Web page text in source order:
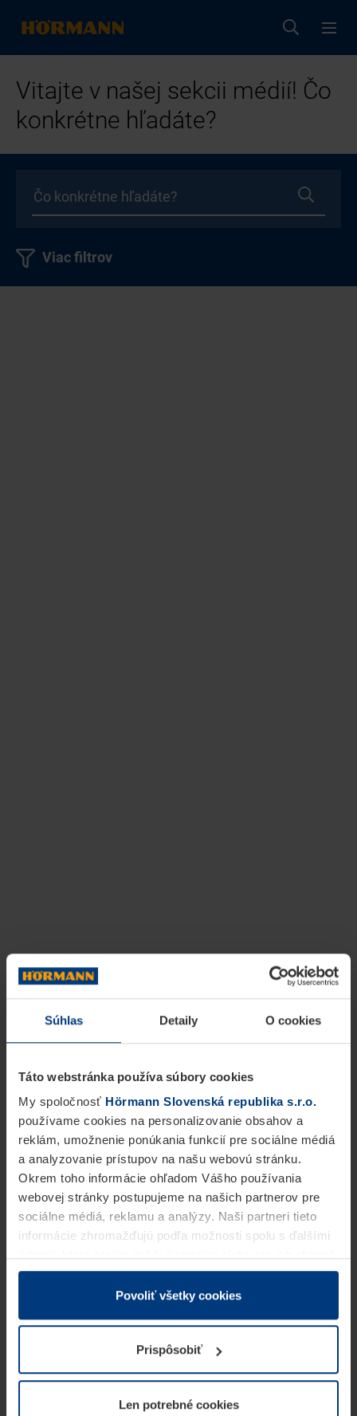
Súhlas Detaily O cookies
Táto webstránka používa súbory cookies
My spoločnosť Hörmann Slovenská republika s.r.o.
používame cookies na personalizovanie obsahov a
reklám, umožnenie ponúkania funkcií pre sociálne médiá
a analyzovanie prístupov na našu webovú stránku.
Okrem toho informácie ohľadom Vášho používania
webovej stránky postupujeme na našich partnerov pre
sociálne médiá, reklamu a analýzy. Naši partneri tieto
informácie zhromažďujú podľa možnosti spolu s ďalšími
v rámci Vášho využívania služieb.
Z právneho hľadiska môžeme cookies ukladať na Vašom
prevádzku tejto stránky. Pre všetky ostatné typy cookie
potrebujeme Vaše povolenie. Vaše povolenie môžete
kedykoľvek zmeniť alebo odvolať vo vysvetlení cookie
našej webovej stránky.
Povoliť všetky cookies
Prispôsobiť
Len potrebné cookies
Vitajte v našej sekcii médií! Čo
konkrétne hľadáte?
Viac filtrov